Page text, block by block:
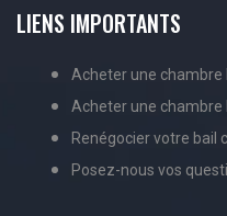
LIENS IMPORTANTS
Acheter une chambre
Acheter une chambre
Renégocier votre bail
Posez-nous vos